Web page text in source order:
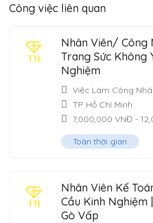
Công việc liên quan
Nhân Viên/ Công
Trang Sức Không
Nghiệm
Việc Làm Công
TP Hồ Chí Minh
7,000,000 VNĐ -
Toàn thời gian
Nhân Viên Kế
Cầu Kinh
Gò Vấp